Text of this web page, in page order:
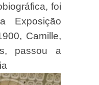
foi
Exposição
Camille,
passou a